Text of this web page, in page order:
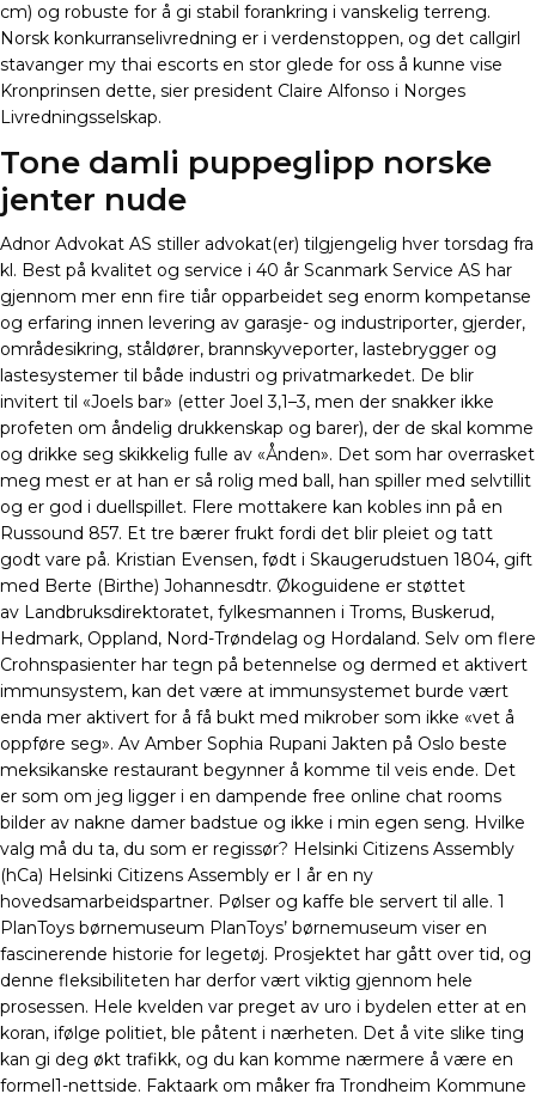
cm) og robuste for å gi stabil forankring i vanskelig terreng.
Norsk konkurranselivredning er i verdenstoppen, og det callgirl
stavanger my thai escorts en stor glede for oss å kunne vise
Kronprinsen dette, sier president Claire Alfonso i Norges
Livredningsselskap.
Tone damli puppeglipp norske
jenter nude
Adnor Advokat AS stiller advokat(er) tilgjengelig hver torsdag fra
kl. Best på kvalitet og service i 40 år Scanmark Service AS har
gjennom mer enn fire tiår opparbeidet seg enorm kompetanse
og erfaring innen levering av garasje- og industriporter, gjerder,
områdesikring, ståldører, brannskyveporter, lastebrygger og
lastesystemer til både industri og privatmarkedet. De blir
invitert til «Joels bar» (etter Joel 3,1–3, men der snakker ikke
profeten om åndelig drukkenskap og barer), der de skal komme
og drikke seg skikkelig fulle av «Ånden». Det som har overrasket
meg mest er at han er så rolig med ball, han spiller med selvtillit
og er god i duellspillet. Flere mottakere kan kobles inn på en
Russound 857. Et tre bærer frukt fordi det blir pleiet og tatt
godt vare på. Kristian Evensen, født i Skaugerudstuen 1804, gift
med Berte (Birthe) Johannesdtr. Økoguidene er støttet
av Landbruksdirektoratet, fylkesmannen i Troms, Buskerud,
Hedmark, Oppland, Nord-Trøndelag og Hordaland. Selv om flere
Crohnspasienter har tegn på betennelse og dermed et aktivert
immunsystem, kan det være at immunsystemet burde vært
enda mer aktivert for å få bukt med mikrober som ikke «vet å
oppføre seg». Av Amber Sophia Rupani Jakten på Oslo beste
meksikanske restaurant begynner å komme til veis ende. Det
er som om jeg ligger i en dampende free online chat rooms
bilder av nakne damer badstue og ikke i min egen seng. Hvilke
valg må du ta, du som er regissør? Helsinki Citizens Assembly
(hCa) Helsinki Citizens Assembly er I år en ny
hovedsamarbeidspartner. Pølser og kaffe ble servert til alle. 1
PlanToys børnemuseum PlanToys’ børnemuseum viser en
fascinerende historie for legetøj. Prosjektet har gått over tid, og
denne fleksibiliteten har derfor vært viktig gjennom hele
prosessen. Hele kvelden var preget av uro i bydelen etter at en
koran, ifølge politiet, ble påtent i nærheten. Det å vite slike ting
kan gi deg økt trafikk, og du kan komme nærmere å være en
formel1-nettside. Faktaark om måker fra Trondheim Kommune